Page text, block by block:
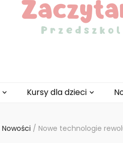
Kursy dla dzieci
Nowości / Nowe technologie